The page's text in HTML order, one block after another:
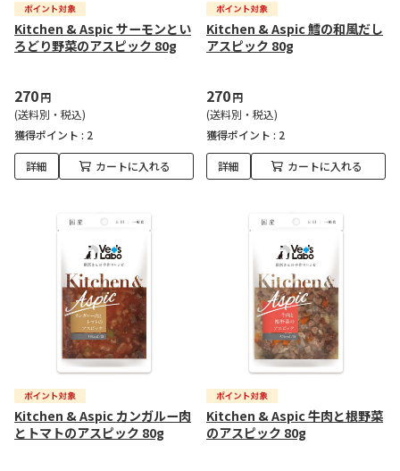
Kitchen & Aspic サーモンとい
ろどり野菜のアスピック 80g
270円
(送料別・税込)
獲得ポイント : 2
詳細 カートに入れる
Kitchen & Aspic 鱈の和風だし
アスピック 80g
270円
(送料別・税込)
獲得ポイント : 2
詳細 カートに入れる
Kitchen & Aspic カンガルー肉
とトマトのアスピック 80g
Kitchen & Aspic 牛肉と根野菜
のアスピック 80g